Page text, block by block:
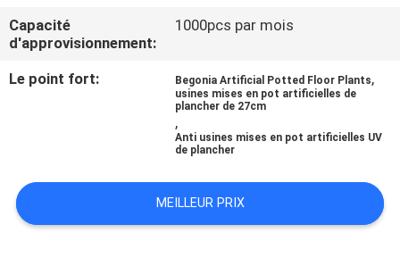
CONTRÔLE
QUALITÉ
NOUVELLES
Capacité
d'approvisionnement:
1000pcs par mois
Le point fort: Begonia Artificial Potted Floor Plants,
usines mises en pot artificielles de
plancher de 27cm
,
Anti usines mises en pot artificielles UV
de plancher
MEILLEUR PRIX